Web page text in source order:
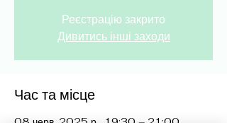
Реєстрацію закрито
Дивитись інші заходи
Час та місце